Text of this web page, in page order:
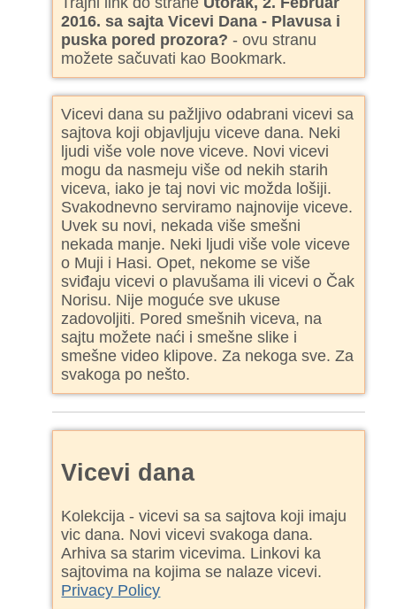
2016. sa sajta Vicevi Dana - Plavusa i
puska pored prozora? - ovu stranu
možete sačuvati kao Bookmark.
Vicevi dana su pažljivo odabrani vicevi sa
sajtova koji objavljuju viceve dana. Neki
ljudi više vole nove viceve. Novi vicevi
mogu da nasmeju više od nekih starih
viceva, iako je taj novi vic možda lošiji.
Svakodnevno serviramo najnovije viceve.
Uvek su novi, nekada više smešni
nekada manje. Neki ljudi više vole viceve
o Muji i Hasi. Opet, nekome se više
sviđaju vicevi o plavušama ili vicevi o Čak
Norisu. Nije moguće sve ukuse
zadovoljiti. Pored smešnih viceva, na
sajtu možete naći i smešne slike i
smešne video klipove. Za nekoga sve. Za
svakoga po nešto.
Vicevi dana
Kolekcija - vicevi sa sa sajtova koji imaju
vic dana. Novi vicevi svakoga dana.
Arhiva sa starim vicevima. Linkovi ka
sajtovima na kojima se nalaze vicevi.
Privacy Policy